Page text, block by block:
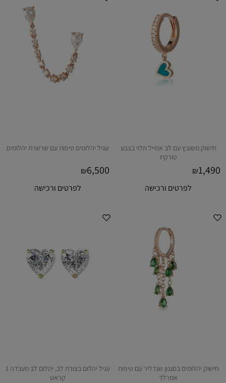
חישוק משובץ עם לב אמייל תלוי בצבע
טורקיז
₪1,490
לפרטים ורכישה
עגיל יהלומים טיפות עם שרשרת יהלומים
₪6,500
לפרטים ורכישה
חישוק יהלומים בסגנון שנדליר עם טיפות
אמרלד
עגיל יהלום בצורת לב, יהלום לב מעבדה 1
קראט